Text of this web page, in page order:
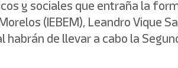
y sociales que entraña la
(IEBEM), Leandro
de llevar a cabo la